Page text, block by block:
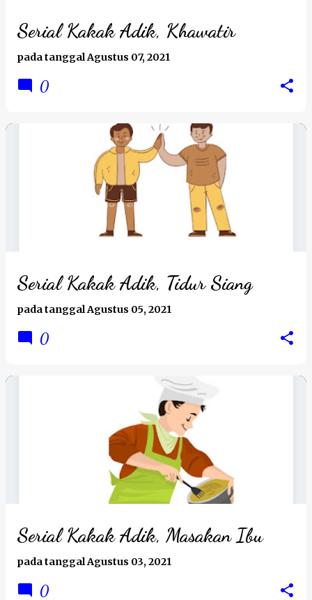
Serial Kakak Adik, Khawatir
pada tanggalAgustus 07, 2021
0
Serial Kakak Adik, Tidur Siang
pada tanggalAgustus 05, 2021
0
Serial Kakak Adik, Masakan Ibu
pada tanggalAgustus 03, 2021
0